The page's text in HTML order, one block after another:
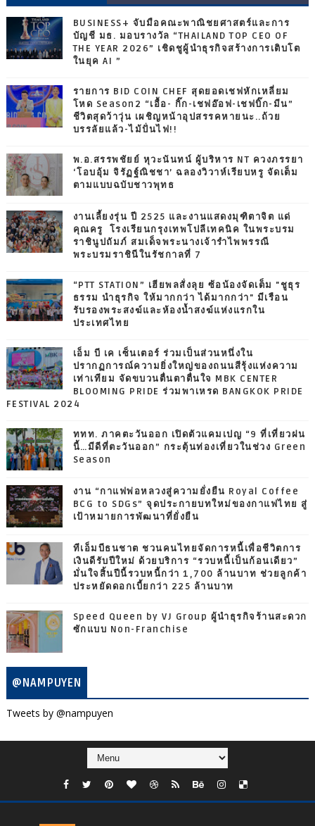
BUSINESS+ จับมือคณะพาณิชยศาสตร์และการ
บัญชี มธ. มอบรางวัล “THAILAND TOP CEO OF
THE YEAR 2026” เชิดชูผู้นำธุรกิจสร้างการเติบโต
ในยุค AI ”
รายการ BID COIN CHEF สุดยอดเชฟหักเหลี่ยม
โหด Season2 “เอื้อ- กิ๊ก-เชฟอ๊อฟ-เชฟบิ๊ก-มีน”
ชีวิตสุดว้าวุ่น เผชิญหน้าอุปสรรคหายนะ..ถ้วย
บรรลัยแล้ว-ไม้ปั่นไฟ!!
พ.อ.สรรพชัยย์ หุวะนันทน์ ผู้บริหาร NT ควงภรรยา
‘โอบอุ้ม จิรัฏฐ์ณิชชา’ ฉลองวิวาห์เรียบหรู จัดเต็ม
ตามแบบฉบับชาวพุทธ
งานเลี้ยงรุ่น ปี 2525 และงานแสดงมุฑิตาจิต แด่
คุณครู โรงเรียนกรุงเทพโปลีเทคนิค ในพระบรม
ราชินูปถัมภ์ สมเด็จพระนางเจ้ารำไพพรรณี
พระบรมราชินีในรัชกาลที่ 7
“PTT STATION” เฮียพลสั่งลุย ซ้อน้องจัดเต็ม "ชูธุร
ธรรม นำธุรกิจ ให้มากกว่า ได้มากกว่า" มีเรือน
รับรองพระสงฆ์และห้องน้ำสงฆ์แห่งแรกใน
ประเทศไทย
เอ็ม บี เค เซ็นเตอร์ ร่วมเป็นส่วนหนึ่งใน
ปรากฏการณ์ความยิ่งใหญ่ของถนนสีรุ้งแห่งความ
เท่าเทียม จัดขบวนตื่นตาตื่นใจ MBK CENTER
BLOOMING PRIDE ร่วมพาเหรด BANGKOK PRIDE
FESTIVAL 2024
ททท. ภาคตะวันออก เปิดตัวแคมเปญ “9 ที่เที่ยวฝน
นี้…มีดีที่ตะวันออก” กระตุ้นท่องเที่ยวในช่วง Green
Season
งาน “กาแฟพ่อหลวงสู่ความยั่งยืน Royal Coffee
BCG to SDGs” จุดประกายบทใหม่ของกาแฟไทย สู่
เป้าหมายการพัฒนาที่ยั่งยืน
ทีเอ็มบีธนชาต ชวนคนไทยจัดการหนี้เพื่อชีวิตการ
เงินดีรับปีใหม่ ด้วยบริการ “รวบหนี้เป็นก้อนเดียว”
มั่นใจสิ้นปีนี้รวบหนี้กว่า 1,700 ล้านบาท ช่วยลูกค้า
ประหยัดดอกเบี้ยกว่า 225 ล้านบาท
Speed Queen by VJ Group ผู้นำธุรกิจร้านสะดวก
ซักแบบ Non-Franchise
@NAMPUYEN
Tweets by @nampuyen